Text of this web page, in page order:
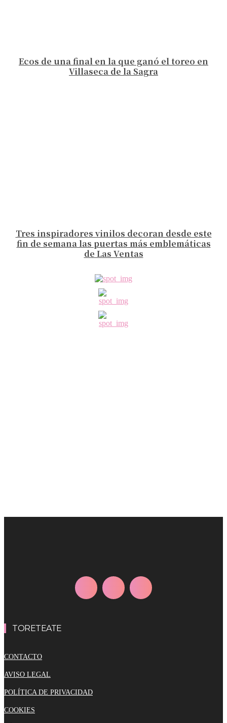
Ecos de una final en la que ganó el toreo en
Villaseca de la Sagra
Tres inspiradores vinilos decoran desde este
fin de semana las puertas más emblemáticas
de Las Ventas
TORETEATE
CONTACTO
AVISO LEGAL
POLÍTICA DE PRIVACIDAD
COOKIES